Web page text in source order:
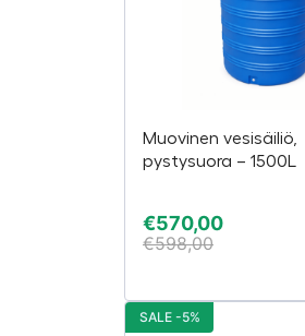
Muovinen vesisäiliö,
pystysuora – 1500L
€570,00
€598,00
SALE -5%